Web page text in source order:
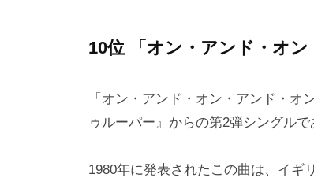
10位 「オン・アンド・オン
「オン・アンド・オン・アンド・オ
ゥルーパー』からの第2弾シングルで
1980年に発表されたこの曲は、イギ